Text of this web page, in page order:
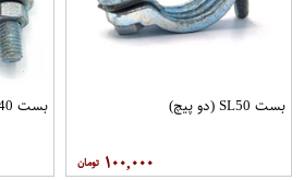
بست SL50 (دو پیچ)
۱۰۰,۰۰۰
بست SL40 (دو پیچ)